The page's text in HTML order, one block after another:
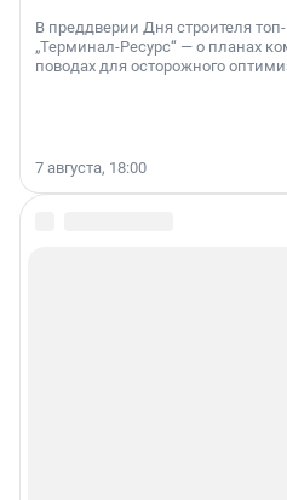
В преддверии Дня строителя
„Терминал-Ресурс“ — о планах
поводах для осторожного
7 августа, 18:00